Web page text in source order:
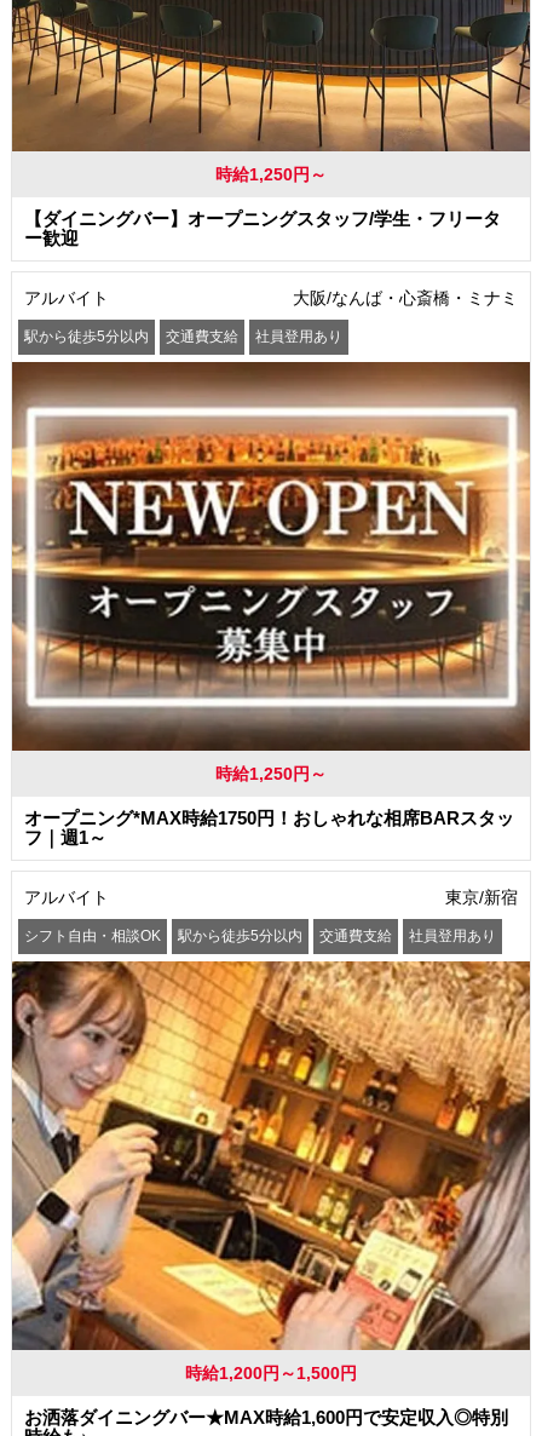
時給1,250円～
【ダイニングバー】オープニングスタッフ/学生・フリータ
ー歓迎
アルバイト 大阪/なんば・心斎橋・ミナミ
駅から徒歩5分以内 交通費支給 社員登用あり
時給1,250円～
オープニング*MAX時給1750円！おしゃれな相席BARスタッ
フ｜週1～
アルバイト 東京/新宿
シフト自由・相談OK 駅から徒歩5分以内 交通費支給 社員登用あり
時給1,200円～1,500円
お洒落ダイニングバー★MAX時給1,600円で安定収入◎特別